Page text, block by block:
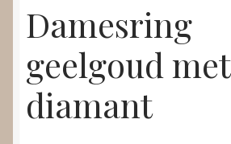
Damesring
geelgoud met
diamant